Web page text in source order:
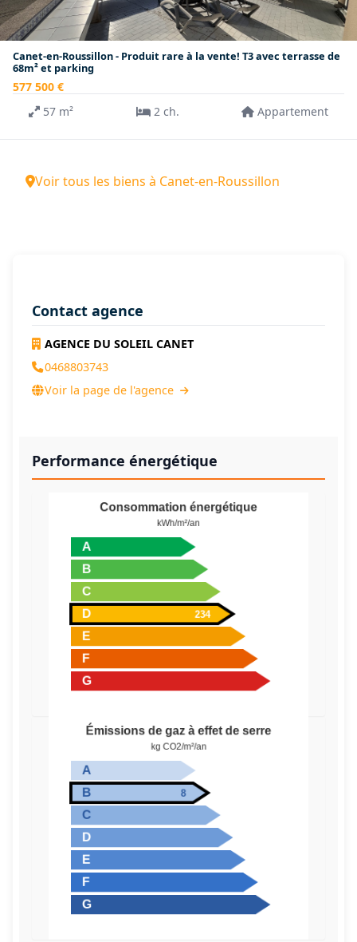
Canet-en-Roussillon - Produit rare à la vente! T3 avec terrasse de
68m² et parking
577 500 €
57 m²
2 ch. Appartement
Voir tous les biens à Canet-en-Roussillon
Contact agence
AGENCE DU SOLEIL CANET
0468803743
Voir la page de l'agence
Performance énergétique